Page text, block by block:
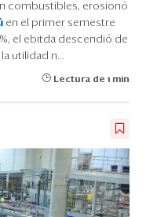
combustibles, erosionó
en el primer semestre
el ebitda descendió de
la utilidad n...
Lectura de 1 min